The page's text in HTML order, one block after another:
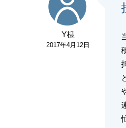
Y様
2017年4月12日